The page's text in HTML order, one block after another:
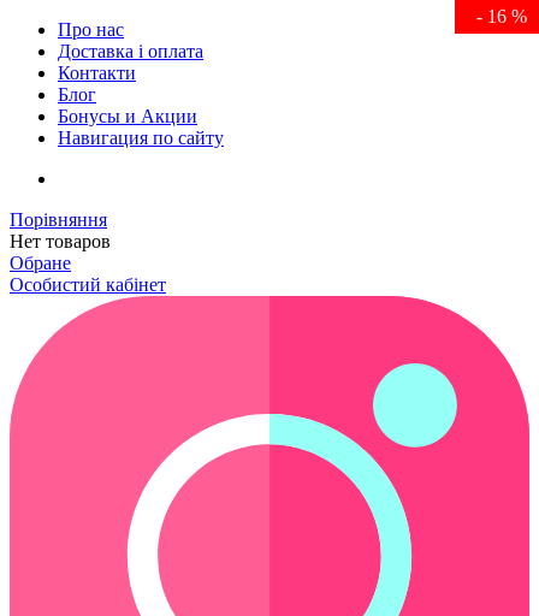
Про нас
Доставка і оплата
Контакти
Блог
Бонусы и Акции
Навигация по сайту
Порівняння
Нет товаров
Обране
Особистий кабінет
- 100 %
- 16 %
- 16 %
- 16 %
- 16 %
- 16 %